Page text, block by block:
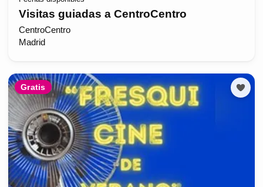
Visitas guiadas a CentroCentro
CentroCentro
Madrid
Gratis